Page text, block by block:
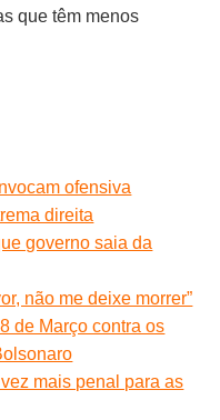
que têm menos
ofensiva
direita
governo saia da
não me deixe morrer”
de Março contra os
mais penal para as